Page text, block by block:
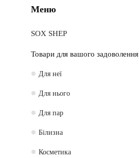
SOX SHEP
Товари для вашого задоволення
Для неї
Для нього
Для пар
Білизна
Косметика